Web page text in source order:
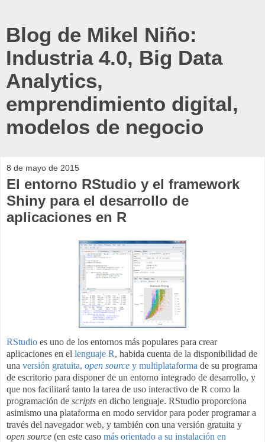
Blog de Mikel Niño:
Industria 4.0, Big Data
Analytics,
emprendimiento digital,
modelos de negocio
8 de mayo de 2015
El entorno RStudio y el framework
Shiny para el desarrollo de
aplicaciones en R
RStudio es uno de los entornos más populares para crear
aplicaciones en el lenguaje R, habida cuenta de la disponibilidad de
una versión gratuita, open source y multiplataforma de su programa
de escritorio para disponer de un entorno integrado de desarrollo, y
que nos facilitará tanto la tarea de uso interactivo de R como la
programación de scripts en dicho lenguaje. RStudio proporciona
asimismo una plataforma en modo servidor para poder programar a
través del navegador web, y también con una versión gratuita y
open source (en este caso más orientado a su instalación en